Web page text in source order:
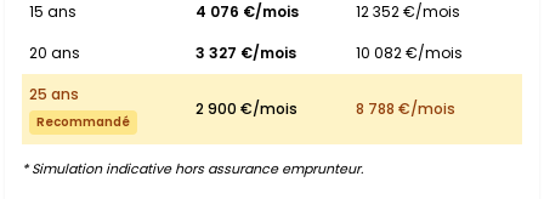
15 ans
4 076 €/mois
12 352 €/mois
20 ans
3 327 €/mois
10 082 €/mois
25 ans
Recommandé
2 900 €/mois 8 788 €/mois
* Simulation indicative hors assurance emprunteur.